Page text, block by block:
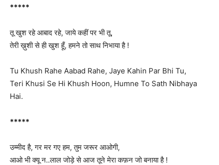
*****
तू खुश रहे आबाद रहे, जाये कहीं पर भी तू,
तेरी ख़ुशी से ही खुश हूँ, हमने तो साथ निभाया है !
Tu Khush Rahe Aabad Rahe, Jaye Kahin Par Bhi Tu,
Teri Khusi Se Hi Khush Hoon, Humne To Sath Nibhaya
Hai.
*****
उम्मीद है, गर मर गए हम, तुम जरूर आओगी,
आओ भी क्यू न..लाल जोड़े से आज तूने मेरा कफ़न जो बनाया है !